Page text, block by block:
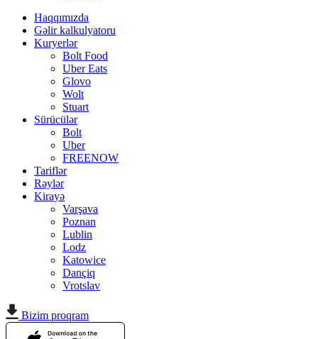
Haqqımızda
Gəlir kalkulyatoru
Kuryerlər
Bolt Food
Uber Eats
Glovo
Wolt
Stuart
Sürücülər
Bolt
Uber
FREENOW
Tariflər
Rəylər
Kirayə
Varşava
Poznan
Lublin
Lodz
Katowice
Dançiq
Vrotslav
Bizim proqram